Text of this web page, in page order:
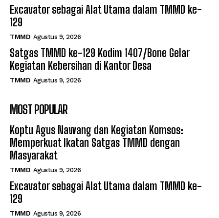
Excavator sebagai Alat Utama dalam TMMD ke-
129
TMMD Agustus 9, 2026
Satgas TMMD ke-129 Kodim 1407/Bone Gelar
Kegiatan Kebersihan di Kantor Desa
TMMD Agustus 9, 2026
MOST POPULAR
Koptu Agus Nawang dan Kegiatan Komsos:
Memperkuat Ikatan Satgas TMMD dengan
Masyarakat
TMMD Agustus 9, 2026
Excavator sebagai Alat Utama dalam TMMD ke-
129
TMMD Agustus 9, 2026